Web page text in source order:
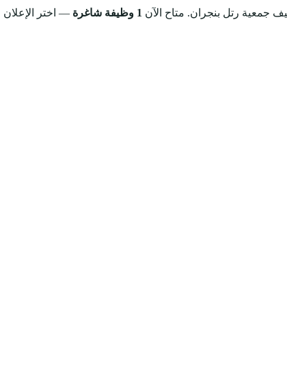
جمعية رتل بنجران. متاح الآن 1 وظيفة شاغرة
— اختر الإعلان